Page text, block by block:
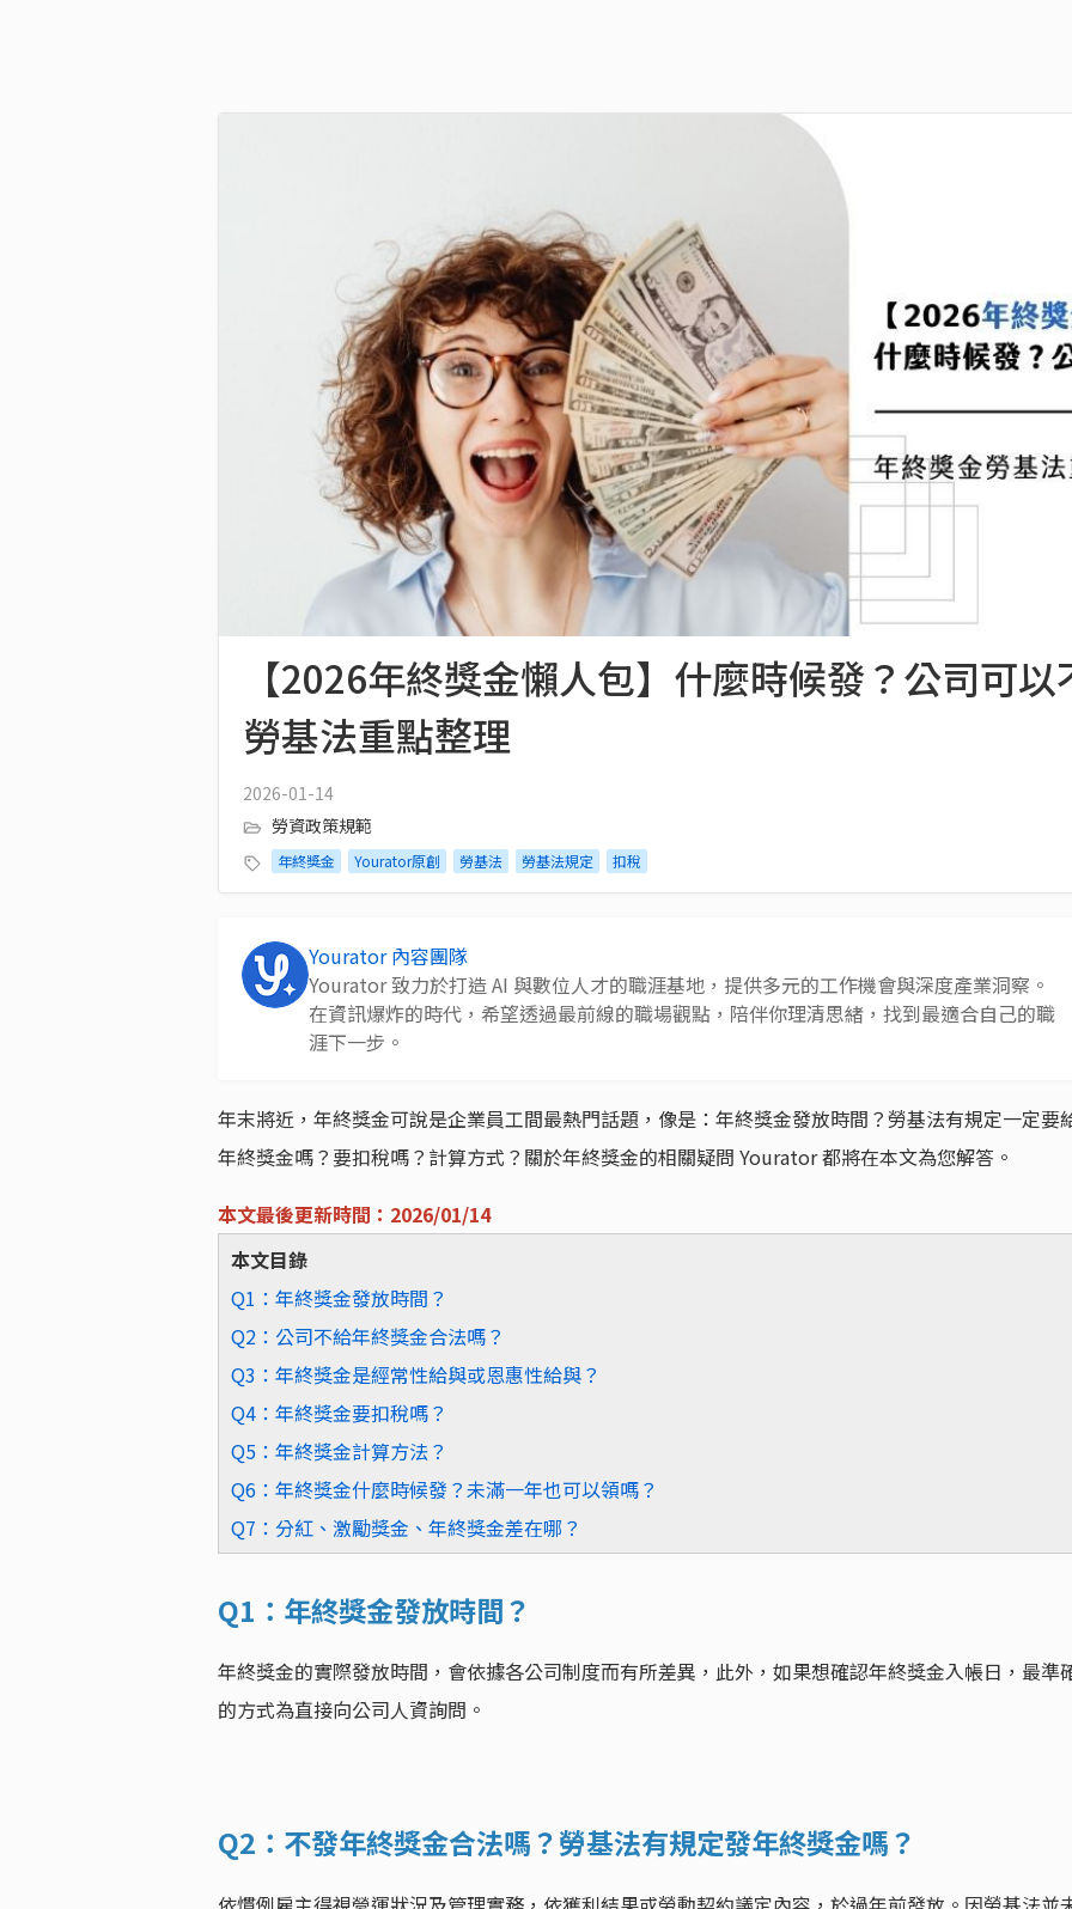
【2026年終獎金懶人包】什麼時候發？公司可
勞基法重點整理
2026-01-14
勞資政策規範
年終獎金 Yourator原創 勞基法 勞基法規定 扣稅
Yourator 內容團隊
Yourator 致力於打造 AI 與數位人才的職涯基地，提供多元的工作機會與深度產業洞察。
在資訊爆炸的時代，希望透過最前線的職場觀點，陪伴你理清思緒，找到最適合自己的職
涯下一步。
年末將近，年終獎金可說是企業員工間最熱門話題，像是：年終獎金發放時間？勞基法有規定一定要
年終獎金嗎？要扣稅嗎？計算方式？關於年終獎金的相關疑問 Yourator 都將在本文為您解答。
本文最後更新時間：2026/01/14
本文目錄
Q1：年終獎金發放時間？
Q2：公司不給年終獎金合法嗎？
Q3：年終獎金是經常性給與或恩惠性給與？
Q4：年終獎金要扣稅嗎？
Q5：年終獎金計算方法？
Q6：年終獎金什麼時候發？未滿一年也可以領嗎？
Q7：分紅、激勵獎金、年終獎金差在哪？
Q1：年終獎金發放時間？
年終獎金的實際發放時間，會依據各公司制度而有所差異，此外，如果想確認年終獎金入帳日，最準
的方式為直接向公司人資詢問。
Q2：不發年終獎金合法嗎？勞基法有規定發年終獎金嗎？